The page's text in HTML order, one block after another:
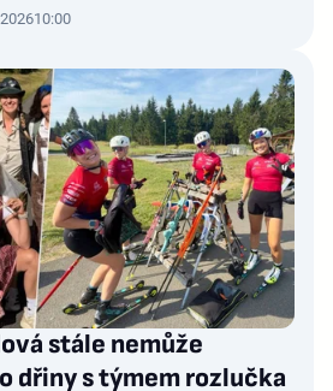
10:00
stále nemůže
dřiny s týmem rozlučka